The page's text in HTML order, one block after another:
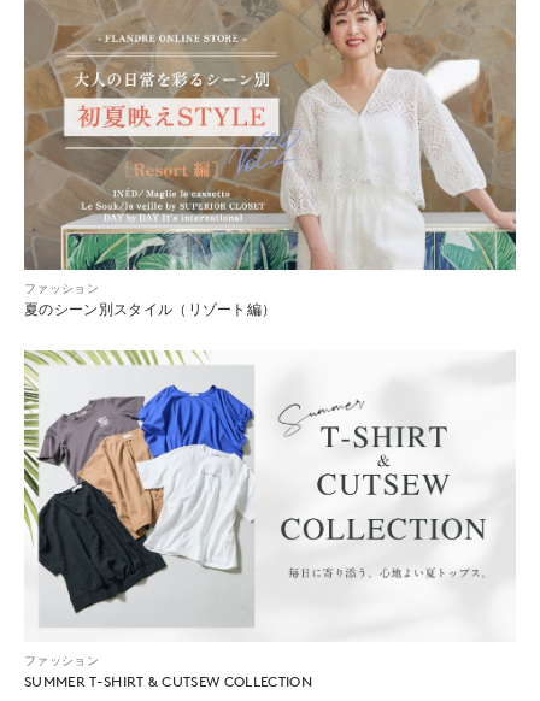
ファッション
夏のシーン別スタイル（リゾート編）
ファッション
SUMMER T-SHIRT & CUTSEW COLLECTION